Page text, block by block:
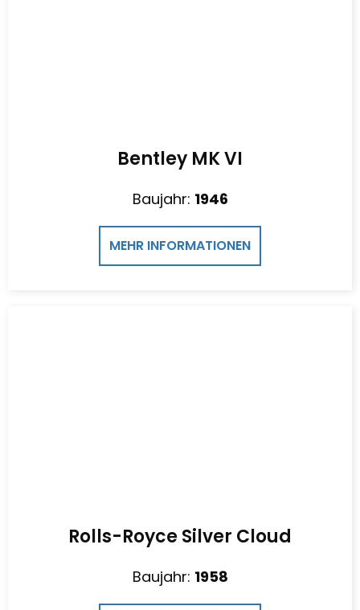
Bentley MK VI
Baujahr: 1946
MEHR INFORMATIONEN
Rolls-Royce Silver Cloud
Baujahr: 1958